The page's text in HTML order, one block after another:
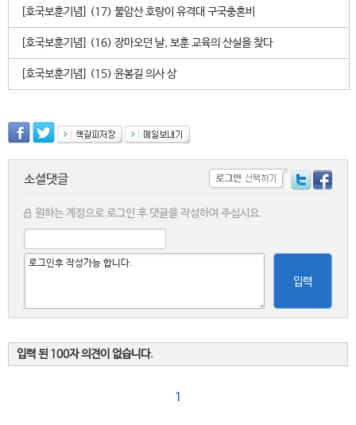
[호국보훈기념] (17) 불암산 호랑이 유격대 구국충혼비
[호국보훈기념] (16) 장마오던 날, 보훈 교육의 산실을 찾다
[호국보훈기념] (15) 윤봉길 의사 상
소셜댓글
원하는 계정으로 로그인 후 댓글을 작성하여 주십시요.
입력
입력 된 100자 의견이 없습니다.
1